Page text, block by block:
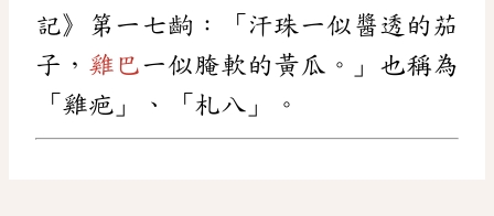
記》第一七齣：「汗珠一似醬透的茄
子， 雞巴一似腌軟的黃瓜。」也稱為
「雞疤」、「札八」。